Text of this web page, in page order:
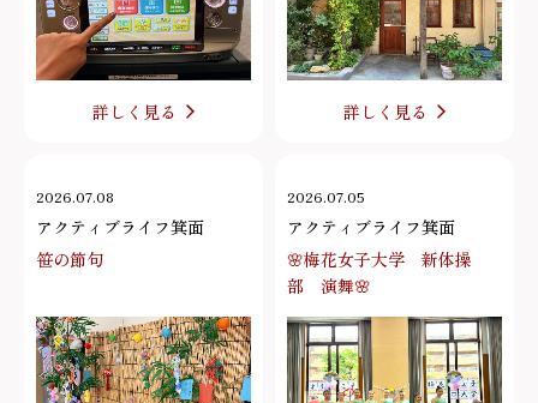
詳しく見る 詳しく見る
2026.07.08
アクティブライフ箕面
笹の節句
2026.07.05
アクティブライフ箕面
🌸梅花女子大学 新体操
部 演舞🌸